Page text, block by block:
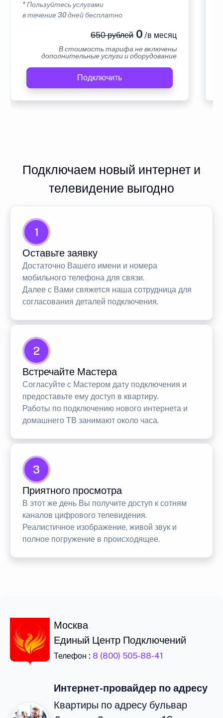
* Пользуйтесь услугами
в течение 30 дней бесплатно
650 рублей0 /в месяц
В стоимость тарифа не включены
дополнительные услуги и оборудование
Подключить
Подключаем новый интернет и
телевидение выгодно
1
Оставьте заявку
Достаточно Вашего имени и номера
мобильного телефона для связи.
Далее с Вами свяжется наша сотрудница для
согласования деталей подключения.
2
Встречайте Мастера
Согласуйте с Мастером дату подключения и
предоставьте ему доступ в квартиру.
Работы по подключению нового интернета и
домашнего ТВ занимают около часа.
3
Приятного просмотра
В этот же день Вы получите доступ к сотням
каналов цифрового телевидения.
Реалистичное изображение, живой звук и
полное погружение в происходящее.
Москва
Единый Центр Подключений
Телефон : 8 (800) 505-88-41
Интернет-провайдер по адресу
Квартиры по адресу бульвар